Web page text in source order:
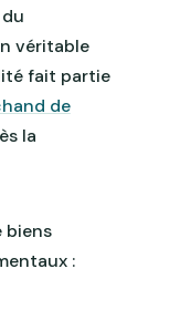
véritable
fait partie
de
la
biens
: